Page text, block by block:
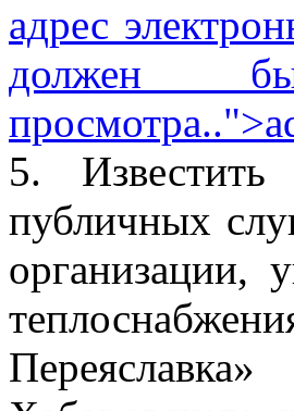
адрес
должен
просмотра..">
5.
публичных
организации,